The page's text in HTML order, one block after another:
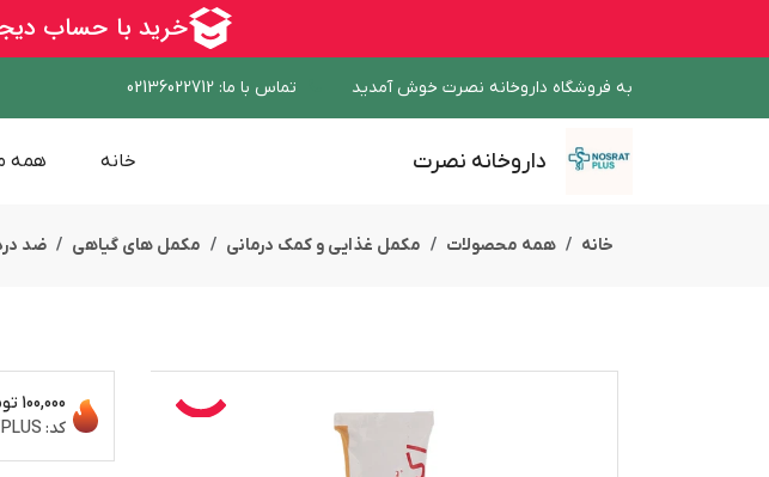
به فروشگاه داروخانه نصرت خوش آمدید تماس با ما:
02136022712
داروخانه نصرت خانه همه
خانه همه محصولات مکمل غذایی و کمک درمانی مکمل های گیاهی ضد
100,000 تومان
کد: